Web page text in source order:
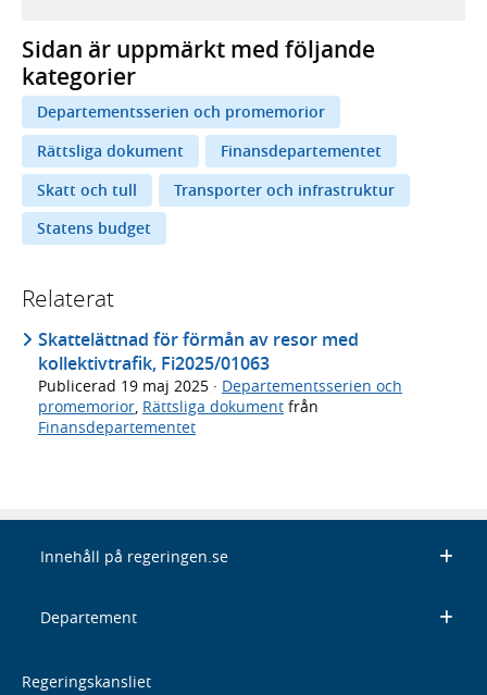
Sidan är uppmärkt med följande
kategorier
Departementsserien och promemorior
Rättsliga dokument
Finansdepartementet
Skatt och tull
Transporter och infrastruktur
Statens budget
Relaterat
Skattelättnad för förmån av resor med
kollektivtrafik, Fi2025/01063
Publicerad 19 maj 2025 · Departementsserien och
promemorior, Rättsliga dokument från
Finansdepartementet
Innehåll på regeringen.se
Departement
Regeringskansliet